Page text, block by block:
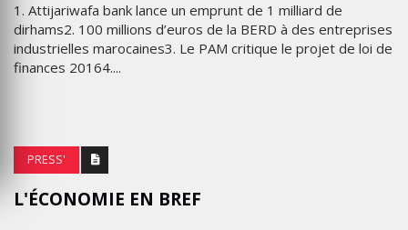
1. Attijariwafa bank lance un emprunt de 1 milliard de
dirhams2. 100 millions d’euros de la BERD à des entreprises
industrielles marocaines3. Le PAM critique le projet de loi de
finances 20164....
PRESS'
L'ÉCONOMIE EN BREF